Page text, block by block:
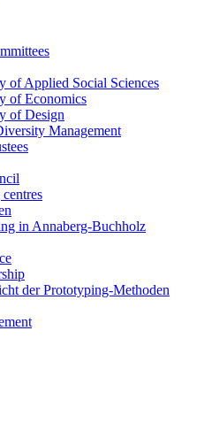
of Applied Social Sciences
of Economics
of Design
Management
in Annaberg-Buchholz
der Prototyping-Methoden